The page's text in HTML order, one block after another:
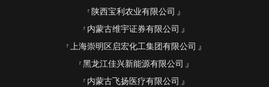
陕西宝利农业有限公司
内蒙古维宇证券有限公司
上海崇明区启宏化工集团有限公司
黑龙江佳兴新能源有限公司
内蒙古飞扬医疗有限公司